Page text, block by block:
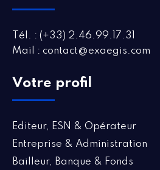
Tél. : (+33) 2.46.99.17.31
Mail : contact@exaegis.com
Votre profil
Editeur, ESN & Opérateur
Entreprise & Administration
Bailleur, Banque & Fonds